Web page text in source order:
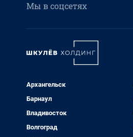
Мы в соцсетях
Архангельск
Барнаул
Владивосток
Волгоград